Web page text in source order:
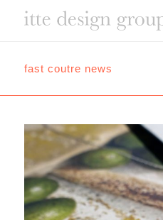
fast coutre news